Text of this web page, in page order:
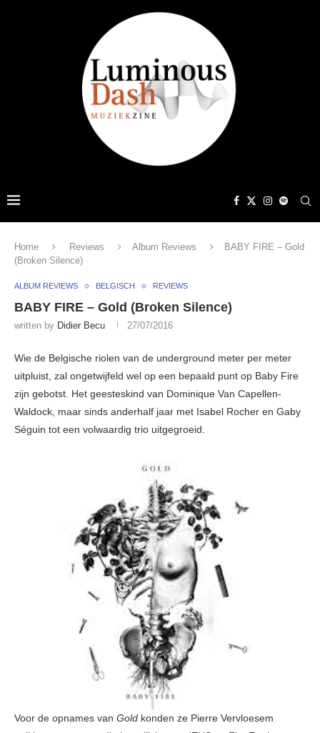
Home Reviews Album Reviews
BABY FIRE – Gold
(Broken Silence)
ALBUM REVIEWS BELGISCH REVIEWS
BABY FIRE – Gold (Broken Silence)
written by Didier Becu 27/07/2016
Wie de Belgische riolen van de underground meter per meter
uitpluist, zal ongetwijfeld wel op een bepaald punt op Baby Fire
zijn gebotst. Het geesteskind van Dominique Van Capellen-
Waldock, maar sinds anderhalf jaar met Isabel Rocher en Gaby
Séguin tot een volwaardig trio uitgegroeid.
Voor de opnames van Gold konden ze Pierre Vervloesem